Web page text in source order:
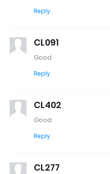
Reply
CL091
Good
Reply
CL402
Good
Reply
CL277